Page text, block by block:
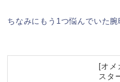
ちなみにもう1つ悩んでいた腕
[オメ
スタ